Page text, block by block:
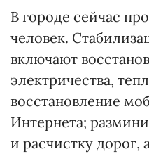
В городе сейчас
человек.
включают
электричества,
восстановление
Интернета;
и расчистку дорог,